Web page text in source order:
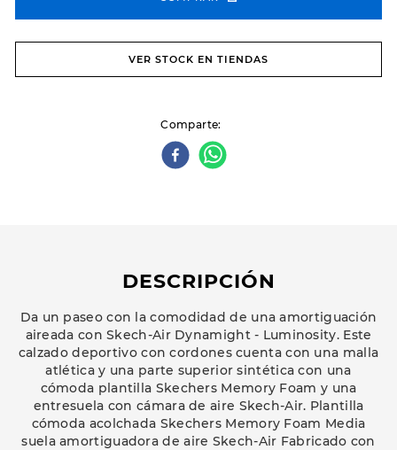
VER STOCK EN TIENDAS
Comparte
DESCRIPCIÓN
Da un paseo con la comodidad de una amortiguación
aireada con Skech-Air Dynamight - Luminosity. Este
calzado deportivo con cordones cuenta con una malla
atlética y una parte superior sintética con una
cómoda plantilla Skechers Memory Foam y una
entresuela con cámara de aire Skech-Air. Plantilla
cómoda acolchada Skechers Memory Foam Media
suela amortiguadora de aire Skech-Air Fabricado con